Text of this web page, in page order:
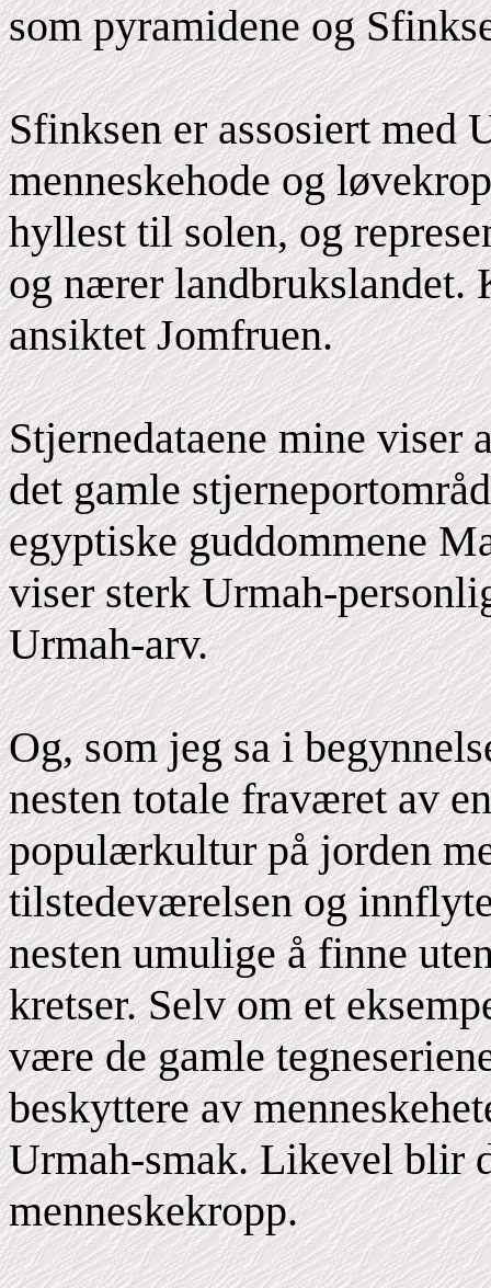
som pyramidene og
Sfinksen er assosiert med
menneskehode og
hyllest til solen, og
og nærer landbrukslandet.
ansiktet Jomfruen.
Stjernedataene mine viser
det gamle
egyptiske guddommene
viser sterk Urmah-
Urmah-arv.
Og, som jeg sa i
nesten totale fraværet av
populærkultur på jorden
tilstedeværelsen og
nesten umulige å finne
kretser. Selv om et
være de gamle
beskyttere av
Urmah-smak. Likevel blir
menneskekropp.